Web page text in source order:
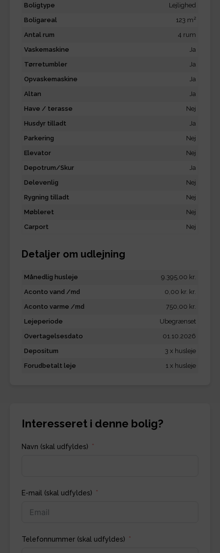
Boligtype
Lejlighed
Boligareal
123 m2
Antal rum
4 rum
Vaskemaskine
Ja
Tørretumbler
Ja
Opvaskemaskine
Ja
Altan
Ja
Have / terasse
Nej
Husdyr tilladt
Ja
Parkering
Nej
Elevator
Nej
Depotrum/Skur
Ja
Delevenlig
Nej
Rygning tilladt
Nej
Møbleret
Nej
Carport
Nej
Detaljer om udlejning
Månedlig husleje
9.395,00 kr.
Aconto vand /md
0,00 kr. kr.
Aconto varme /md
750,00 kr.
Lejeperiode
Ubegrænset
Overtagelsesdato
01.10.2026
Depositum
3 x husleje
Forudbetalt leje
1 x husleje
Interesseret i denne bolig?
Navn (skal udfyldes)
E-mail (skal udfyldes)
Telefonnummer (skal udfyldes)